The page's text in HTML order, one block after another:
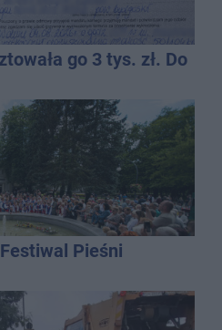
go 3 tys. zł. Do
Pieśni